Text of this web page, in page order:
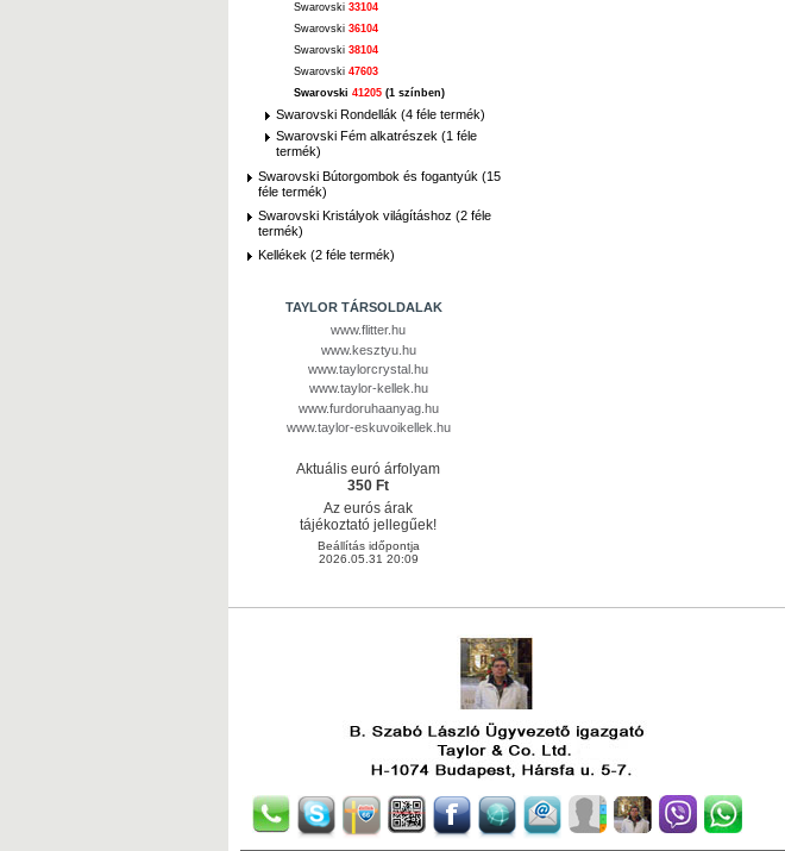
Swarovski 33104
Swarovski 36104
Swarovski 38104
Swarovski 47603
Swarovski 41205 (1 színben)
Swarovski Rondellák (4 féle termék)
Swarovski Fém alkatrészek (1 féle
termék)
Swarovski Bútorgombok és fogantyúk (15
féle termék)
Swarovski Kristályok világításhoz (2 féle
termék)
Kellékek (2 féle termék)
TAYLOR TÁRSOLDALAK
www.flitter.hu
www.kesztyu.hu
www.taylorcrystal.hu
www.taylor-kellek.hu
www.furdoruhaanyag.hu
www.taylor-eskuvoikellek.hu
Aktuális euró árfolyam
350 Ft
Az eurós árak
tájékoztató jellegűek!
Beállítás időpontja
2026.05.31 20:09